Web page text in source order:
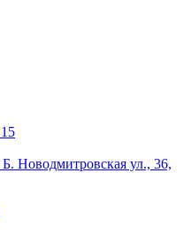
Б. Новодмитровская ул., 36,